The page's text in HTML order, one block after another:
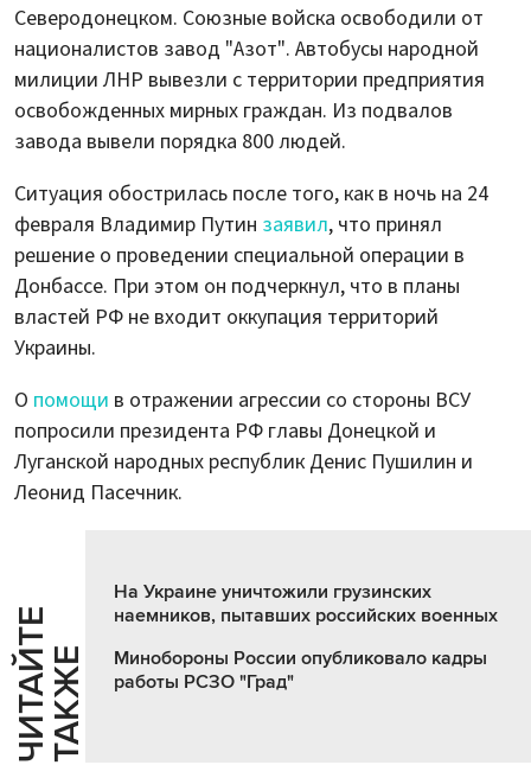
Северодонецком. Союзные войска освободили от
националистов завод "Азот". Автобусы народной
милиции ЛНР вывезли с территории предприятия
освобожденных мирных граждан. Из подвалов
завода вывели порядка 800 людей.
Ситуация обострилась после того, как в ночь на 24
февраля Владимир Путин заявил, что принял
решение о проведении специальной операции в
Донбассе. При этом он подчеркнул, что в планы
властей РФ не входит оккупация территорий
Украины.
О помощи в отражении агрессии со стороны ВСУ
попросили президента РФ главы Донецкой и
Луганской народных республик Денис Пушилин и
Леонид Пасечник.
Ч
И
Т
АЙ
Т
Е
Т
А
К
ЖЕ
На Украине уничтожили грузинских
наемников, пытавших российских военных
Минобороны России опубликовало кадры
работы РСЗО "Град"